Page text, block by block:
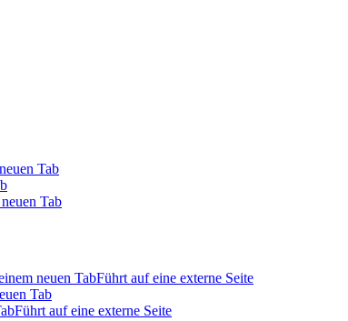
Tab
Tab
neuen TabFührt auf eine externe Seite
Tab
Führt auf eine externe Seite